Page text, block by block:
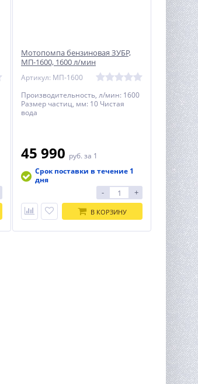
Мотопомпа бензиновая ЗУБР,
МП-1600, 1600 л/мин
Артикул: МП-1600
Производительность, л/мин: 1600
Размер частиц, мм: 10 Чистая
вода
45 990 руб. за 1
Срок поставки в течение 1
дня
- +
В КОРЗИНУ